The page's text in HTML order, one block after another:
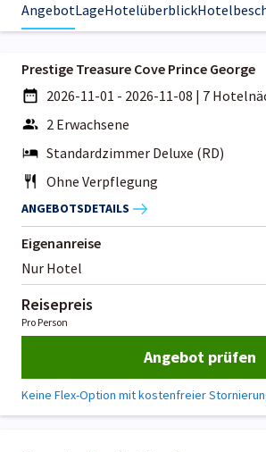
AngebotLageHotelüberblick
Prestige Treasure Cove Prince George
2026-11-01 - 2026-11-08 | 7
2 Erwachsene
Standardzimmer Deluxe (RD)
Ohne Verpflegung
ANGEBOTSDETAILS
Eigenanreise
Nur Hotel
Reisepreis
Pro Person
Angebot prüfen
Keine Flex-Option mit kostenfreier